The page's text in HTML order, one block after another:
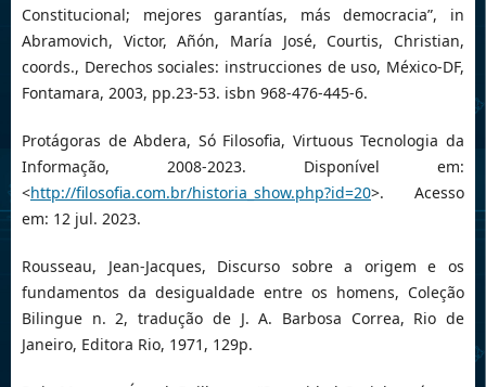
Constitucional; mejores garantías, más democracia”, in
Abramovich, Victor, Añón, María José, Courtis, Christian,
coords., Derechos sociales: instrucciones de uso, México-DF,
Fontamara, 2003, pp.23-53. isbn 968-476-445-6.
Protágoras de Abdera, Só Filosofia, Virtuous Tecnologia da
Informação, 2008-2023. Disponível em:
<http://filosofia.com.br/historia_show.php?id=20>. Acesso
em: 12 jul. 2023.
Rousseau, Jean-Jacques, Discurso sobre a origem e os
fundamentos da desigualdade entre os homens, Coleção
Bilingue n. 2, tradução de J. A. Barbosa Correa, Rio de
Janeiro, Editora Rio, 1971, 129p.